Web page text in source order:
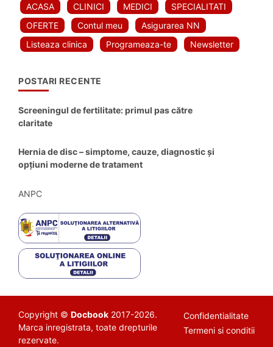
ACASA CLINICI MEDICI
SPECIALITATI
OFERTE
Contul meu
Asigurarea NN
Listeaza clinica
Programeaza-te Newsletter
POSTARI RECENTE
Screeningul de fertilitate: primul pas către
claritate
Hernia de disc – simptome, cauze, diagnostic și
opțiuni moderne de tratament
ANPC
Copyright © Docbook 2017-2026.
Marca inregistrata, toate drepturile
rezervate.
Confidentialitate
Termeni si conditii